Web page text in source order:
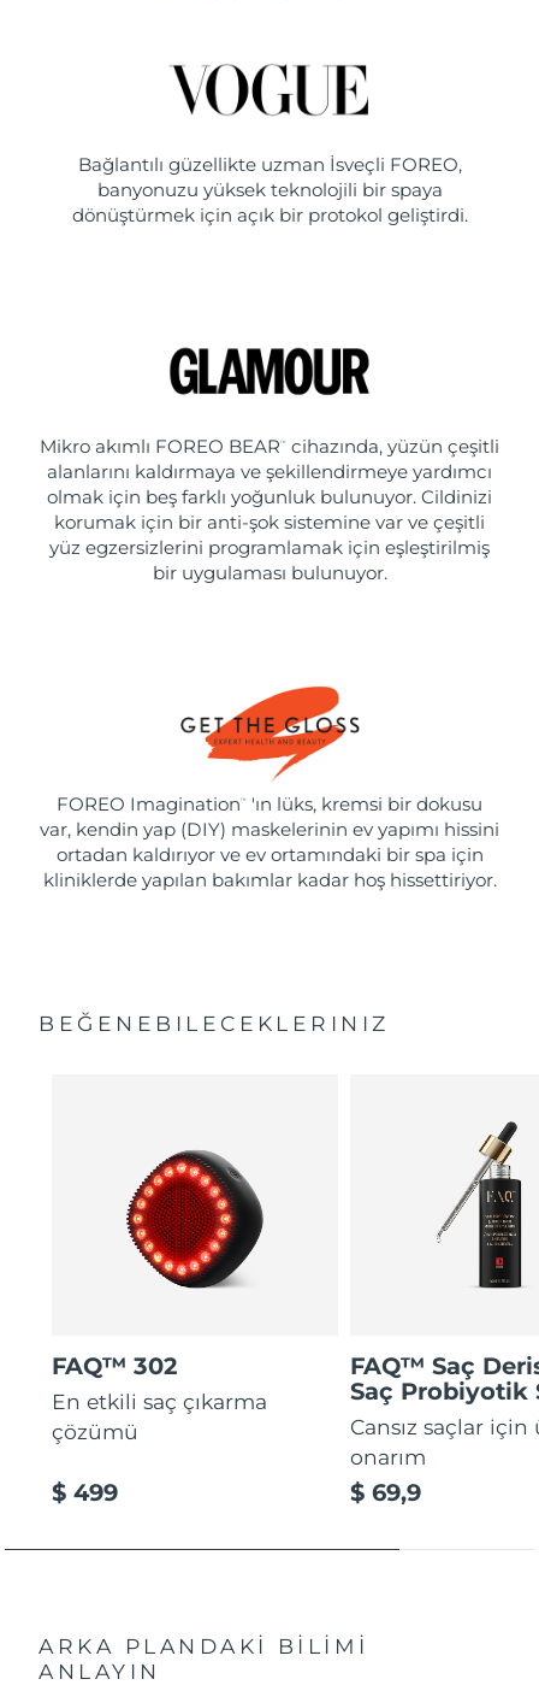
Bağlantılı güzellikte uzman İsveçli FOREO,
banyonuzu yüksek teknolojili bir spaya
dönüştürmek için açık bir protokol geliştirdi.
Mikro akımlı FOREO BEAR ™
cihazında, yüzün çeşitli
alanlarını kaldırmaya ve şekillendirmeye yardımcı
olmak için beş farklı yoğunluk bulunuyor. Cildinizi
korumak için bir anti-şok sistemine var ve çeşitli
yüz egzersizlerini programlamak için eşleştirilmiş
bir uygulaması bulunuyor.
FOREO Imagination ™
'ın lüks, kremsi bir dokusu
var, kendin yap (DIY) maskelerinin ev yapımı hissini
ortadan kaldırıyor ve ev ortamındaki bir spa için
kliniklerde yapılan bakımlar kadar hoş hissettiriyor.
BEĞENEBILECEKLERINIZ
FAQ™ 302
En etkili saç çıkarma
çözümü
$ 499
FAQ™ Saç
Saç Probiyotik
Cansız saçlar
onarım
$ 69,9
ARKA PLANDAKİ BİLİMİ
ANLAYIN